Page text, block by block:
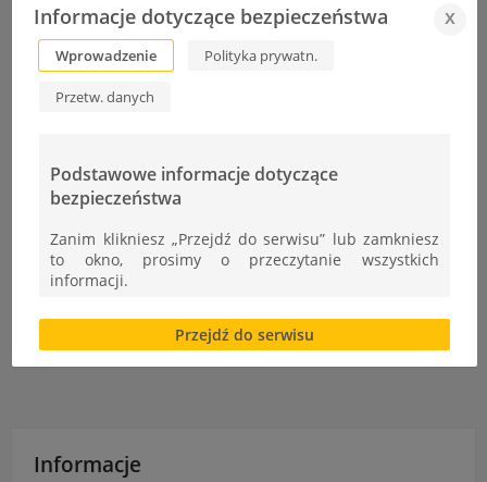
Tekst: Zbigniew Chmura
fot. Beata Michalik
Koszykarze ZST Mistrzami Tarnowa !(kliknij, aby
zobaczyć)
Konkurs języka niemieckiego
Konkurs matematyczny
Informacje
Informacje dotyczące bezpieczeństwa x
Wprowadzenie Polityka prywatn.
Przetw. danych
Podstawowe informacje dotyczące
bezpieczeństwa
Zanim klikniesz „Przejdź do serwisu” lub zamkniesz
to okno, prosimy o przeczytanie wszystkich
informacji.
Brak zgody bądź ograniczenie funkcjonalności plików
cookies lub local storage, może utrudnić lub
uniemożliwić korzystanie z Serwisu.
"Nasza szkoła" > "Bezpieczeństwo"
Przejdź do serwisu